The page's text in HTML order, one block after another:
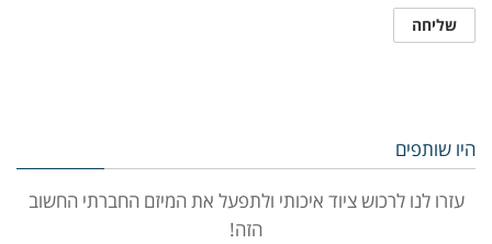
היו שותפים
עזרו לנו לרכוש ציוד איכותי ולתפעל את המיזם החברתי החשוב
הזה!